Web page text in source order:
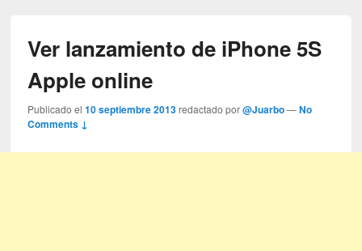
Ver lanzamiento de iPhone 5S
Apple online
Publicado el10 septiembre 2013 redactado por@Juarbo —No
Comments ↓